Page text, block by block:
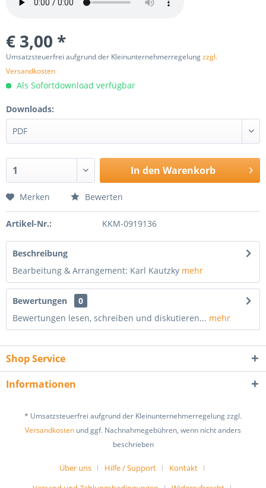
€ 3,00 *
Umsatzsteuerfrei aufgrund der Kleinunternehmerregelungzzgl.
Versandkosten
Als Sofortdownload verfügbar
Downloads:
In den Warenkorb
Merken Bewerten
Artikel-Nr.: KKM-0919136
Beschreibung
Bearbeitung & Arrangement: Karl Kautzky mehr
Bewertungen
0
Bewertungen lesen, schreiben und diskutieren... mehr
Shop Service
Informationen
* Umsatzsteuerfrei aufgrund der Kleinunternehmerregelung zzgl.
Versandkosten und ggf. Nachnahmegebühren, wenn nicht anders
beschrieben
Über uns Hilfe / Support
Kontakt